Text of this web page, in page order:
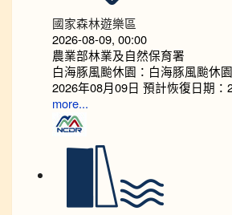
國家森林遊樂區
2026-08-09, 00:00
農業部林業及自然保育署
白海豚風颱休園：白海豚風颱休
2026年08月09日 預計恢復日期：
more...